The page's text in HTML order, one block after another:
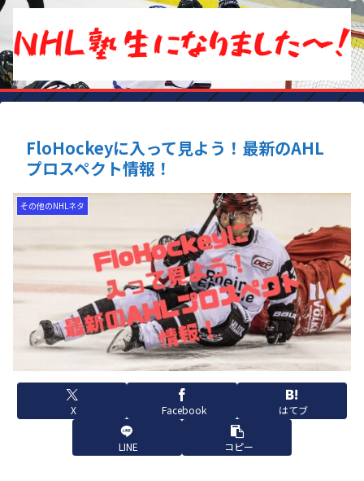
FloHockeyに入って見よう！最新のAHL
プロスペクト情報！
その他のNHLネタ
X Facebook はてブ
LINE コピー